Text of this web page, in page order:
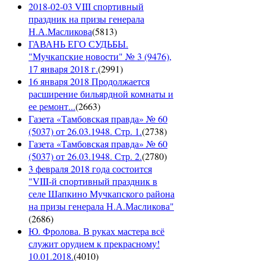
2018-02-03 VIII спортивный
праздник на призы генерала
Н.А.Масликова(5813)
ГАВАНЬ ЕГО СУДЬБЫ.
"Мучкапские новости" № 3 (9476),
17 января 2018 г.(2991)
16 января 2018 Продолжается
расширение бильярдной комнаты и
ее ремонт...(2663)
Газета «Тамбовская правда» № 60
(5037) от 26.03.1948. Стр. 1.(2738)
Газета «Тамбовская правда» № 60
(5037) от 26.03.1948. Стр. 2.(2780)
3 февраля 2018 года состоится
"VIII-й спортивный праздник в
селе Шапкино Мучкапского района
на призы генерала Н.А.Масликова"
(2686)
Ю. Фролова. В руках мастера всё
служит орудием к прекрасному!
10.01.2018.(4010)